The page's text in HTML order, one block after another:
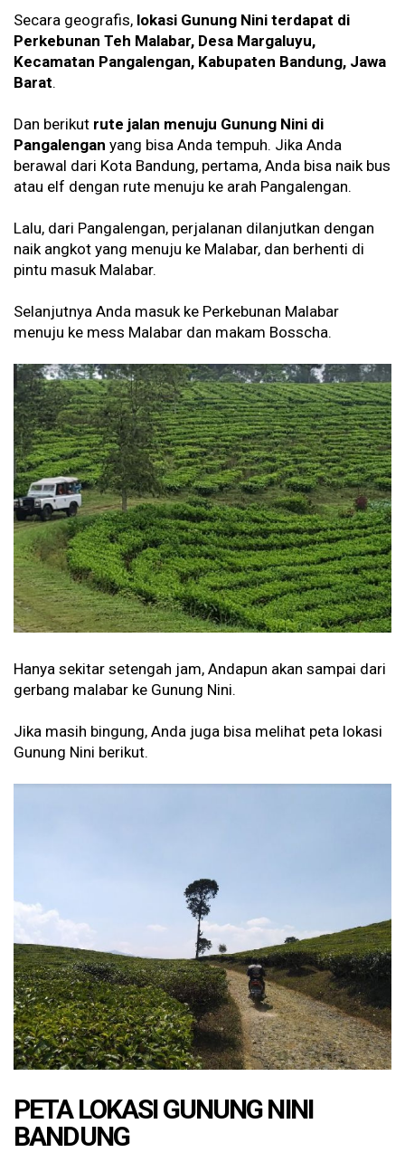
Secara geografis, lokasi Gunung Nini terdapat di
Perkebunan Teh Malabar, Desa Margaluyu,
Kecamatan Pangalengan, Kabupaten Bandung, Jawa
Barat.
Dan berikut rute jalan menuju Gunung Nini di
Pangalengan yang bisa Anda tempuh. Jika Anda
berawal dari Kota Bandung, pertama, Anda bisa naik bus
atau elf dengan rute menuju ke arah Pangalengan.
Lalu, dari Pangalengan, perjalanan dilanjutkan dengan
naik angkot yang menuju ke Malabar, dan berhenti di
pintu masuk Malabar.
Selanjutnya Anda masuk ke Perkebunan Malabar
menuju ke mess Malabar dan makam Bosscha.
Hanya sekitar setengah jam, Andapun akan sampai dari
gerbang malabar ke Gunung Nini.
Jika masih bingung, Anda juga bisa melihat peta lokasi
Gunung Nini berikut.
PETA LOKASI GUNUNG NINI
BANDUNG